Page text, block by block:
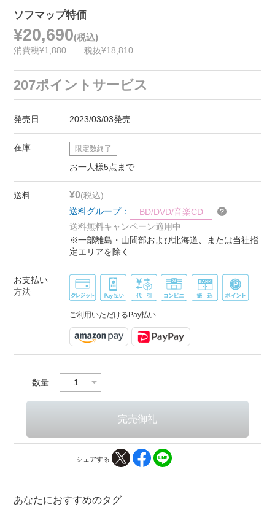
ソフマップ特価
¥20,690(税込)
消費税¥1,880 税抜¥18,810
207ポイントサービス
発売日 2023/03/03発売
在庫 限定数終了
お一人様5点まで
送料 ¥0(税込)
送料グループ：
BD/DVD/音楽CD
送料無料キャンペーン適用中
※一部離島・山間部および北海道、または当社指
定エリアを除く
お支払い
方法
ご利用いただけるPay払い
数量
シェアする
あなたにおすすめのタグ